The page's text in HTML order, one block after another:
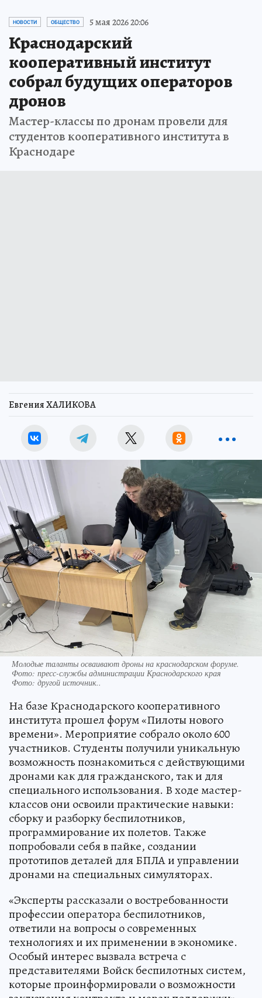
НОВОСТИ ОБЩЕСТВО 5 мая 2026 20:06
Краснодарский
кооперативный институт
собрал будущих операторов
дронов
Мастер-классы по дронам провели для
студентов кооперативного института в
Краснодаре
Евгения ХАЛИКОВА
Молодые таланты осваивают дроны на краснодарском форуме.
Фото: пресс-службы администрации Краснодарского края
Фото: другой источник..
На базе Краснодарского кооперативного
института прошел форум «Пилоты нового
времени». Мероприятие собрало около 600
участников. Студенты получили уникальную
возможность познакомиться с действующими
дронами как для гражданского, так и для
специального использования. В ходе мастер-
классов они освоили практические навыки:
сборку и разборку беспилотников,
программирование их полетов. Также
попробовали себя в пайке, создании
прототипов деталей для БПЛА и управлении
дронами на специальных симуляторах.
«Эксперты рассказали о востребованности
профессии оператора беспилотников,
ответили на вопросы о современных
технологиях и их применении в экономике.
Особый интерес вызвала встреча с
представителями Войск беспилотных систем,
которые проинформировали о возможности